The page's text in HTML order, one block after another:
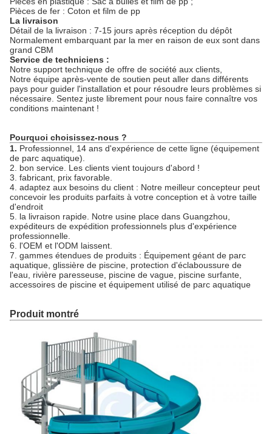
Pièces de fer : Coton et film de pp
La livraison
Détail de la livraison : 7-15 jours après réception du dépôt
Normalement embarquant par la mer en raison de eux sont dans
grand CBM
Service de techniciens :
Notre support technique de offre de société aux clients,
Notre équipe après-vente de soutien peut aller dans différents
pays pour guider l'installation et pour résoudre leurs problèmes si
nécessaire. Sentez juste librement pour nous faire connaître vos
conditions maintenant !
Pourquoi choisissez-nous ?
1. Professionnel, 14 ans d'expérience de cette ligne (équipement
de parc aquatique).
2. bon service. Les clients vient toujours d'abord !
3. fabricant, prix favorable.
4. adaptez aux besoins du client : Notre meilleur concepteur peut
concevoir les produits parfaits à votre conception et à votre taille
d'endroit
5. la livraison rapide. Notre usine place dans Guangzhou,
expéditeurs de expédition professionnels plus d'expérience
professionnelle.
6. l'OEM et l'ODM laissent.
7. gammes étendues de produits : Équipement géant de parc
aquatique, glissière de piscine, protection d'éclaboussure de
l'eau, rivière paresseuse, piscine de vague, piscine surfante,
accessoires de piscine et équipement utilisé de parc aquatique
Produit montré